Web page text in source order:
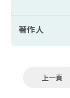
著作人
上一頁